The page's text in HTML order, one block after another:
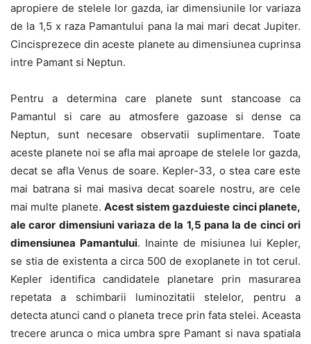
apropiere de stelele lor gazda, iar dimensiunile lor variaza
de la 1,5 x raza Pamantului pana la mai mari decat Jupiter.
Cincisprezece din aceste planete au dimensiunea cuprinsa
intre Pamant si Neptun.
Pentru a determina care planete sunt stancoase ca
Pamantul si care au atmosfere gazoase si dense ca
Neptun, sunt necesare observatii suplimentare. Toate
aceste planete noi se afla mai aproape de stelele lor gazda,
decat se afla Venus de soare. Kepler-33, o stea care este
mai batrana si mai masiva decat soarele nostru, are cele
mai multe planete. Acest sistem gazduieste cinci planete,
ale caror dimensiuni variaza de la 1,5 pana la de cinci ori
dimensiunea Pamantului. Inainte de misiunea lui Kepler,
se stia de existenta a circa 500 de exoplanete in tot cerul.
Kepler identifica candidatele planetare prin masurarea
repetata a schimbarii luminozitatii stelelor, pentru a
detecta atunci cand o planeta trece prin fata stelei. Aceasta
trecere arunca o mica umbra spre Pamant si nava spatiala